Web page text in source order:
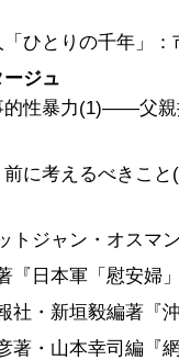
ひとりの千年」：
ジュ
的性暴力(1)――父親
前に考えるべきこ
トジャン・オスマ
『日本軍「慰安婦
社・新垣毅編著『
著・山本幸司編『